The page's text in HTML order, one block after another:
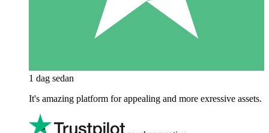
1 dag sedan
It's amazing platform for appealing and more exressive assets.